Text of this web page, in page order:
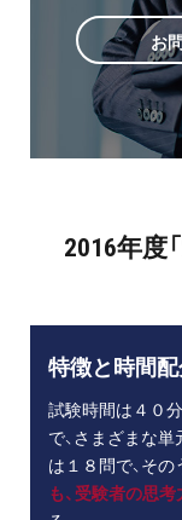
お
2016年度
特徴と時間
試験時間は４０
で、さまざまな
は１８問で、そ
も、受験者の思